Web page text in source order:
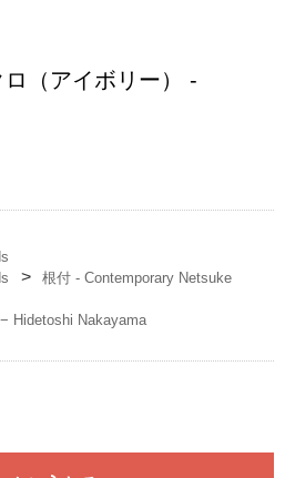
（アイボリー） -
根付 - Contemporary Netsuke
Hidetoshi Nakayama